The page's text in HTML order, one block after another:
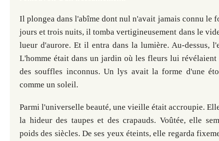
Il plongea dans l'abîme dont nul n'avait jamais connu le
jours et trois nuits, il tomba vertigineusement dans le
lueur d'aurore. Et il entra dans la lumière. Au-dessus,
L'homme était dans un jardin où les fleurs lui révélaient
des souffles inconnus. Un lys avait la forme d'une
comme un soleil.
Parmi l'universelle beauté, une vieille était accroupie.
la hideur des taupes et des crapauds. Voûtée, elle
poids des siècles. De ses yeux éteints, elle regarda